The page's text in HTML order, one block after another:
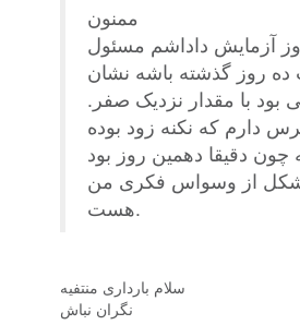
ممنون
آزمایش داداشم مسئول
روز گذشته باشه نشان
بود با مقدار نزدیک صفر.
دارم که نکنه زود بوده
مشکل از وسواس فکری من
هست.
سلام بارداری منتفیه
نگران نباش